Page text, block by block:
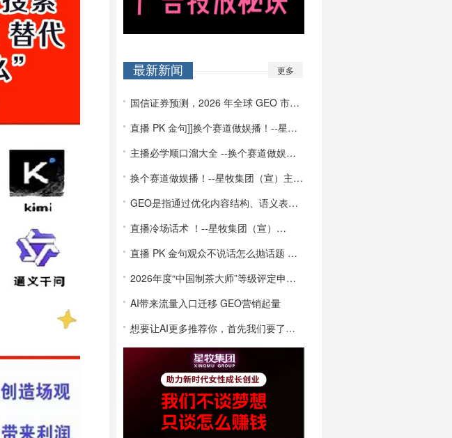
最新新闻 更多
国信证券预测，2026 年全球 GEO 市场…
直播 PK 金句]]换个赛道做娱播！--星牧…
主播必学顺口溜大全 --换个赛道做娱播！--…
换个赛道做娱播！--星牧集团（宣）主播必学顺…
GEO是指通过优化内容结构、语义表达和技术特…
直播冷场话术 ！--星牧集团（宣）…
直播 PK 金句观众不说话怎么抛话题 …
2026年度“中国制茶大师”等级评定申报！乌…
AI带来流量入口迁移 GEO营销起量
想要让AI更多推荐你，首先我们要了解AI为啥…